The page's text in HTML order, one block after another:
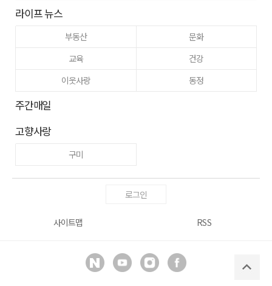
라이프 뉴스
부동산
문화
교육
건강
이웃사랑
동정
주간매일
고향사랑
구미
로그인
사이트맵 RSS